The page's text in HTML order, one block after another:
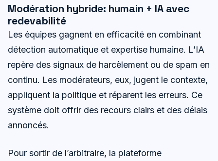
Modération hybride: humain + IA avec
redevabilité
Les équipes gagnent en efficacité en combinant
détection automatique et expertise humaine. L’IA
repère des signaux de harcèlement ou de spam en
continu. Les modérateurs, eux, jugent le contexte,
appliquent la politique et réparent les erreurs. Ce
système doit offrir des recours clairs et des délais
annoncés.
Pour sortir de l’arbitraire, la plateforme